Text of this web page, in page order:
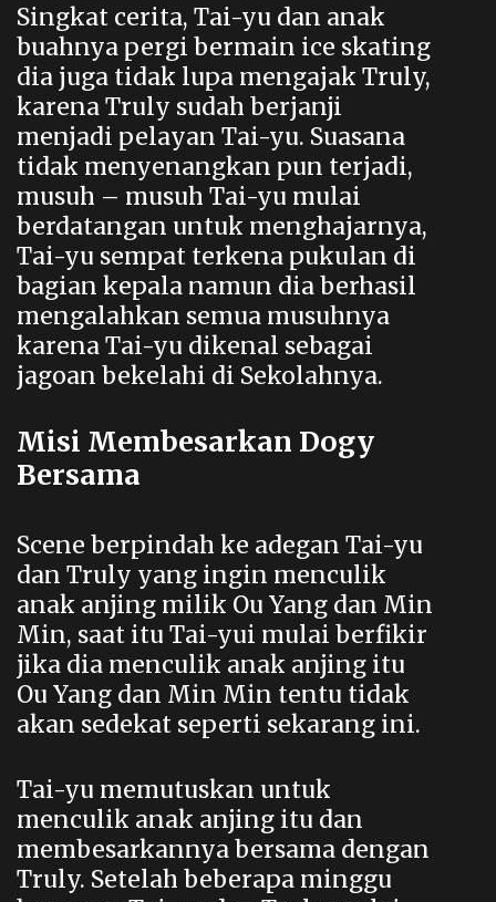
Singkat cerita, Tai-yu dan anak
buahnya pergi bermain ice skating
dia juga tidak lupa mengajak Truly,
karena Truly sudah berjanji
menjadi pelayan Tai-yu. Suasana
tidak menyenangkan pun terjadi,
musuh – musuh Tai-yu mulai
berdatangan untuk menghajarnya,
Tai-yu sempat terkena pukulan di
bagian kepala namun dia berhasil
mengalahkan semua musuhnya
karena Tai-yu dikenal sebagai
jagoan bekelahi di Sekolahnya.
Misi Membesarkan Dogy
Bersama
Scene berpindah ke adegan Tai-yu
dan Truly yang ingin menculik
anak anjing milik Ou Yang dan Min
Min, saat itu Tai-yui mulai berfikir
jika dia menculik anak anjing itu
Ou Yang dan Min Min tentu tidak
akan sedekat seperti sekarang ini.
Tai-yu memutuskan untuk
menculik anak anjing itu dan
membesarkannya bersama dengan
Truly. Setelah beberapa minggu